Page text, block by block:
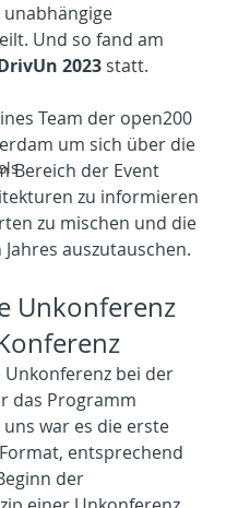
Und so fand am
2023 statt.
Team der open200
um sich über die
Bereich der Event
zu informieren
zu mischen und die
auszutauschen.
Unkonferenz
Unkonferenz bei der
das Programm
war es die erste
entsprechend
der